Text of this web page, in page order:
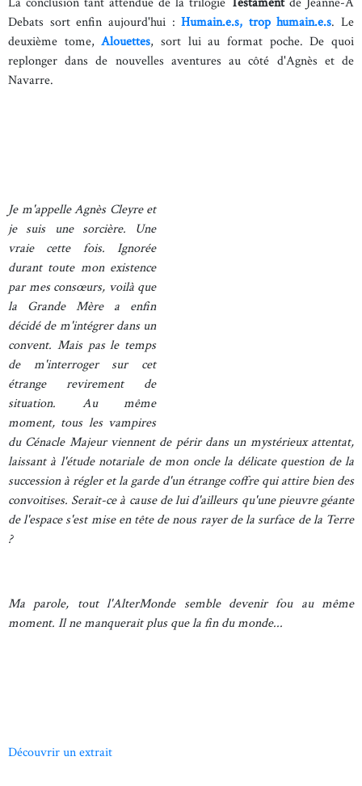
Debats sort enfin aujourd'hui :Humain.e.s, trop humain.e.s. Le
deuxième tome,Alouettes, sort lui au format poche. De quoi
replonger dans de nouvelles aventures au côté d'Agnès et de
Navarre.
Je m'appelle Agnès Cleyre et
je suis une sorcière. Une
vraie cette fois. Ignorée
durant toute mon existence
par mes consœurs, voilà que
la Grande Mère a enfin
décidé de m'intégrer dans un
convent. Mais pas le temps
de m'interroger sur cet
étrange revirement de
situation. Au même
moment, tous les vampires
du Cénacle Majeur viennent de périr dans un mystérieux attentat,
laissant à l'étude notariale de mon oncle la délicate question de la
succession à régler et la garde d'un étrange coffre qui attire bien des
convoitises. Serait-ce à cause de lui d'ailleurs qu'une pieuvre géante
de l'espace s'est mise en tête de nous rayer de la surface de la Terre
?
Ma parole, tout l'AlterMonde semble devenir fou au même
moment. Il ne manquerait plus que la fin du monde...
Découvrir un extrait